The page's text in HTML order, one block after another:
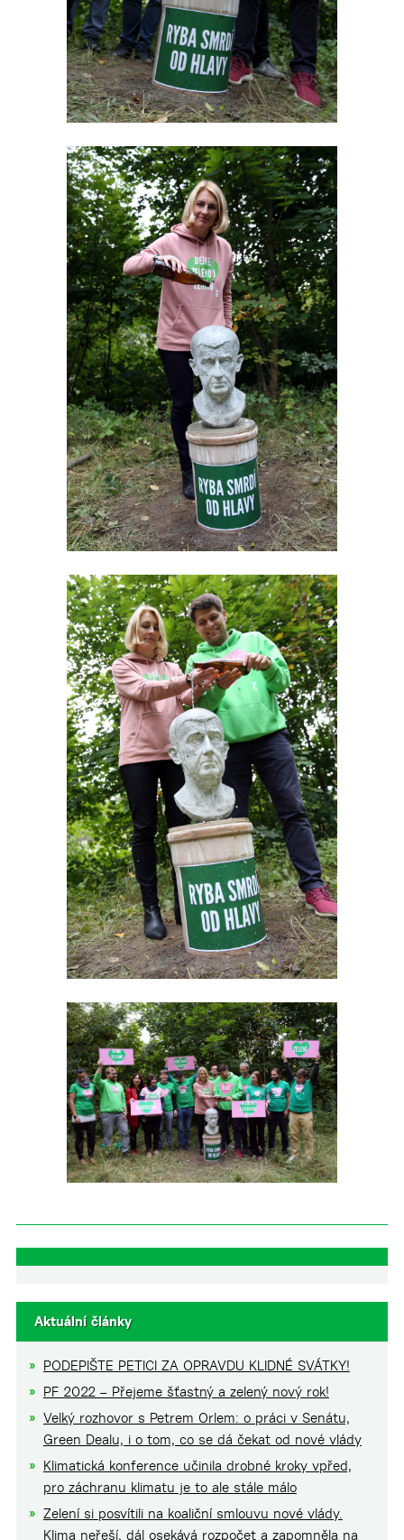
Aktuální články
PODEPIŠTE PETICI ZA OPRAVDU KLIDNÉ SVÁTKY!
PF 2022 – Přejeme šťastný a zelený nový rok!
Velký rozhovor s Petrem Orlem: o práci v Senátu,
Green Dealu, i o tom, co se dá čekat od nové vlády
Klimatická konference učinila drobné kroky vpřed,
pro záchranu klimatu je to ale stále málo
Zelení si posvítili na koaliční smlouvu nové vlády.
Klima neřeší, dál osekává rozpočet a zapomněla na